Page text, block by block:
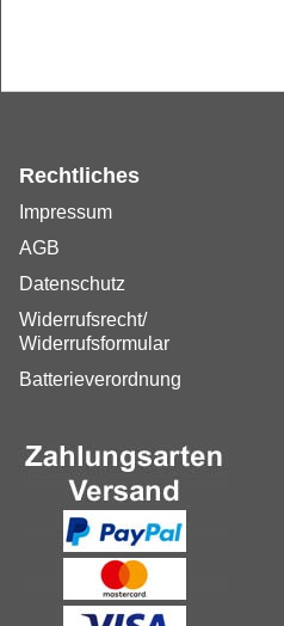
Rechtliches
Impressum
AGB
Datenschutz
Widerrufsrecht/
Widerrufsformular
Batterieverordnung